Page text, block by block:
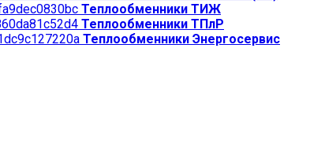
Теплообменники ТИЖ
Теплообменники ТПлР
Теплообменники Энергосервис